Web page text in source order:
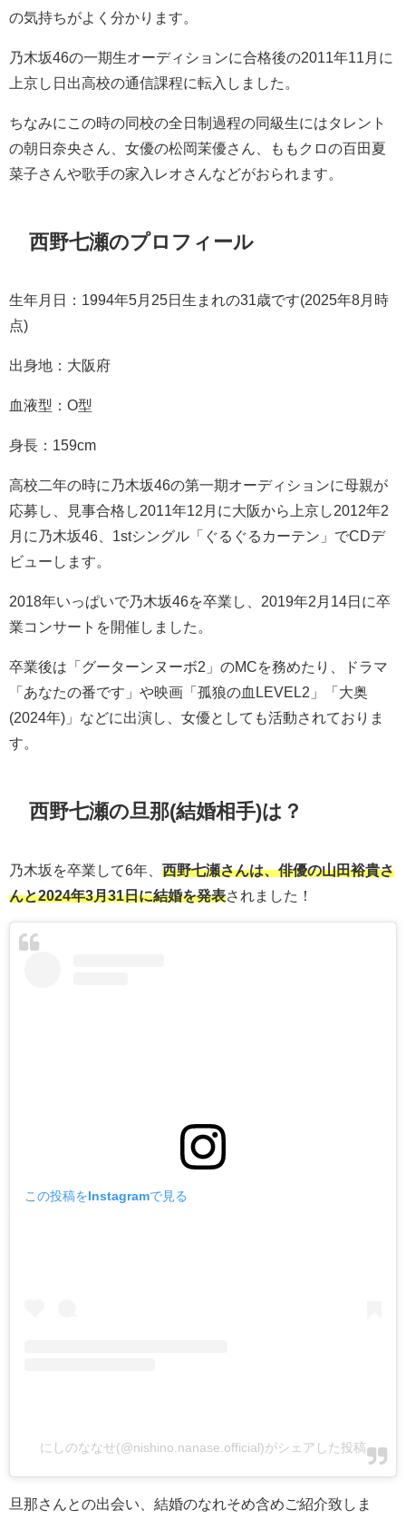
の気持ちがよく分かります。
乃木坂46の一期生オーディションに合格後の2011年11月に
上京し日出高校の通信課程に転入しました。
ちなみにこの時の同校の全日制過程の同級生にはタレント
の朝日奈央さん、女優の松岡茉優さん、ももクロの百田夏
菜子さんや歌手の家入レオさんなどがおられます。
西野七瀬のプロフィール
生年月日：1994年5月25日生まれの31歳です(2025年8月時
点)
出身地：大阪府
血液型：O型
身長：159cm
高校二年の時に乃木坂46の第一期オーディションに母親が
応募し、見事合格し2011年12月に大阪から上京し2012年2
月に乃木坂46、1stシングル「ぐるぐるカーテン」でCDデ
ビューします。
2018年いっぱいで乃木坂46を卒業し、2019年2月14日に卒
業コンサートを開催しました。
卒業後は「グーターンヌーボ2」のMCを務めたり、ドラマ
「あなたの番です」や映画「孤狼の血LEVEL2」「大奥
(2024年)」などに出演し、女優としても活動されておりま
す。
西野七瀬の旦那(結婚相手)は？
乃木坂を卒業して6年、 西野七瀬さんは、俳優の山田裕貴さ
んと2024年3月31日に結婚を発表されました！
この投稿をInstagramで見る
にしのななせ(@nishino.nanase.official)がシェアした投稿
旦那さんとの出会い、結婚のなれそめ含めご紹介致しま